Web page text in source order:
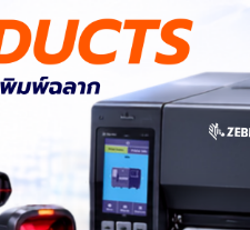
สต็อกแบบ Real-time
ปัญหาคลังสินค้าที่บอกว่า
ธุรกิจของคุณควรเริ่มใช้
WMS กับ ERP ต่างกัน
อย่างไร? ทำไมหลายธุรกิจ
ต้องใช้ร่วมกัน